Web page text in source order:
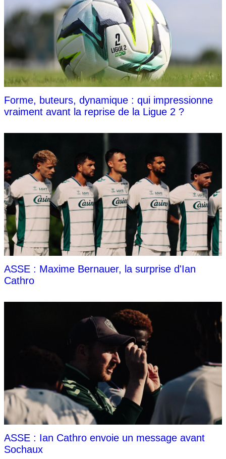
Forme, buteurs, dynamique : qui impressionne
vraiment avant la reprise de la Ligue 2 ?
ASSE : Maxime Bernauer, la surprise d'Ian
Cathro
ASSE : Ian Cathro envoie un message avant
Sochaux